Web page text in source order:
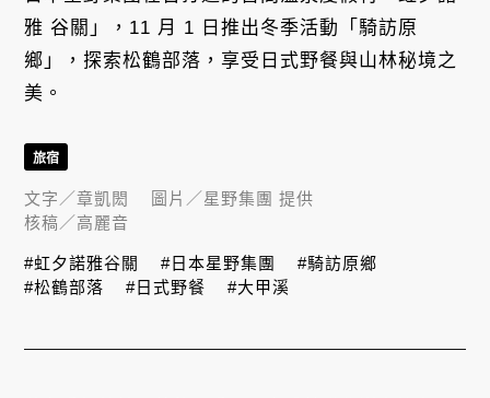
雅 谷關」，11 月 1 日推出冬季活動「騎訪原
鄉」，探索松鶴部落，享受日式野餐與山林秘境之
美。
旅宿
文字／章凱閎 圖片／星野集團 提供
核稿／高麗音
#虹夕諾雅谷關 #日本星野集團
#騎訪原鄉
#松鶴部落
#日式野餐 #大甲溪